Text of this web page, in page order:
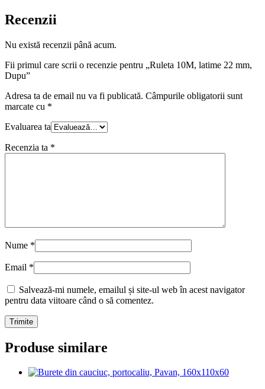
Recenzii
Nu există recenzii până acum.
Fii primul care scrii o recenzie pentru „Ruleta 10M, latime 22 mm,
Dupu”
Adresa ta de email nu va fi publicată. Câmpurile obligatorii sunt
marcate cu *
Evaluarea ta
Recenzia ta *
Nume *
Email *
Salvează-mi numele, emailul și site-ul web în acest navigator
pentru data viitoare când o să comentez.
Produse similare